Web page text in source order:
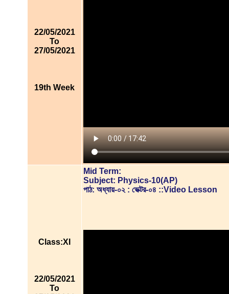
22/05/2021
To
27/05/2021
19th Week
Class:XI
22/05/2021
To
Mid Term:
Subject: Physics-10(AP)
পাঠ: অধ্যায়-০২ : ভেক্টর-০৪ ::Video Lesson